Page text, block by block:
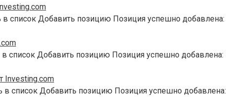
список Добавить позицию Позиция успешно добавлена:
список Добавить позицию Позиция успешно добавлена:
Investing.com
в список Добавить позицию Позиция успешно добавлена: